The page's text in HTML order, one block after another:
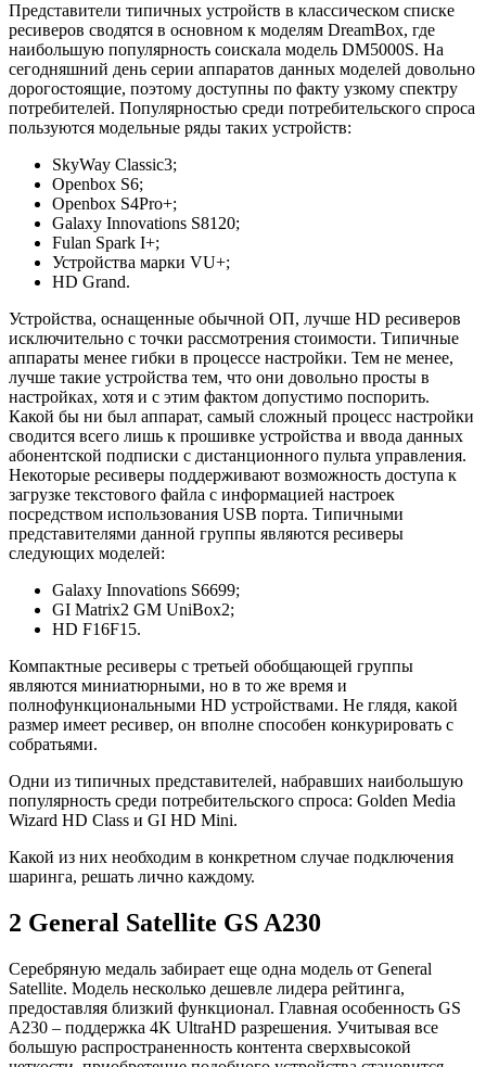
Представители типичных устройств в классическом списке
ресиверов сводятся в основном к моделям DreamBox, где
наибольшую популярность соискала модель DМ5000S. На
сегодняшний день серии аппаратов данных моделей довольно
дорогостоящие, поэтому доступны по факту узкому спектру
потребителей. Популярностью среди потребительского спроса
пользуются модельные ряды таких устройств:
SkyWay Classic3;
Openbox S6;
Openbox S4Pro+;
Galaxy Innovations S8120;
Fulan Spark I+;
Устройства марки VU+;
HD Grand.
Устройства, оснащенные обычной ОП, лучше HD ресиверов
исключительно с точки рассмотрения стоимости. Типичные
аппараты менее гибки в процессе настройки. Тем не менее,
лучше такие устройства тем, что они довольно просты в
настройках, хотя и с этим фактом допустимо поспорить.
Какой бы ни был аппарат, самый сложный процесс настройки
сводится всего лишь к прошивке устройства и ввода данных
абонентской подписки с дистанционного пульта управления.
Некоторые ресиверы поддерживают возможность доступа к
загрузке текстового файла с информацией настроек
посредством использования USB порта. Типичными
представителями данной группы являются ресиверы
следующих моделей:
Galaxy Innovations S6699;
GI Matrix2 GM UniBox2;
HD F16F15.
Компактные ресиверы с третьей обобщающей группы
являются миниатюрными, но в то же время и
полнофункциональными HD устройствами. Не глядя, какой
размер имеет ресивер, он вполне способен конкурировать с
собратьями.
Одни из типичных представителей, набравших наибольшую
популярность среди потребительского спроса: Golden Media
Wizard HD Class и GI HD Mini.
Какой из них необходим в конкретном случае подключения
шаринга, решать лично каждому.
2 General Satellite GS A230
Серебряную медаль забирает еще одна модель от General
Satellite. Модель несколько дешевле лидера рейтинга,
предоставляя близкий функционал. Главная особенность GS
A230 – поддержка 4K UltraHD разрешения. Учитывая все
большую распространенность контента сверхвысокой